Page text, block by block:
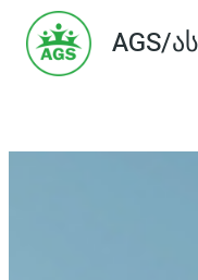
Skip
content
AGS/